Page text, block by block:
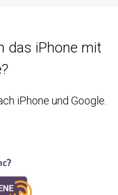
das iPhone mit
iPhone und Google.